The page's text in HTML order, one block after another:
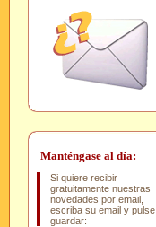
Manténgase al día:
Si quiere recibir
gratuitamente nuestras
novedades por email,
escriba su email y pulse
guardar: